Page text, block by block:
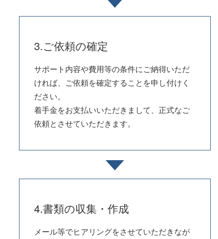
3.ご依頼の確定
サポート内容や費用等の条件にご納得いただ
ければ、ご依頼を確定することを申し付けく
ださい。
着手金をお支払いいただきまして、正式なご
依頼とさせていただきます。
4.書類の収集・作成
メール等でヒアリングをさせていただきなが